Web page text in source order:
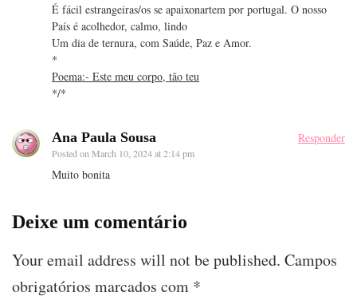
É fácil estrangeiras/os se apaixonartem por portugal. O nosso
País é acolhedor, calmo, lindo
Um dia de ternura, com Saúde, Paz e Amor.
*
Poema:- Este meu corpo, tão teu
*/*
Ana Paula Sousa
Posted on March 10, 2024 at 2:14 pm
Responder
Muito bonita
Deixe um comentário
Your email address will not be published. Campos
obrigatórios marcados com *